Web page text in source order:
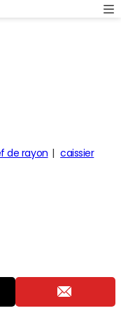
de rayon caissier